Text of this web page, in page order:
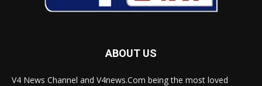
ABOUT US
V4 News Channel and V4news.Com being the most loved